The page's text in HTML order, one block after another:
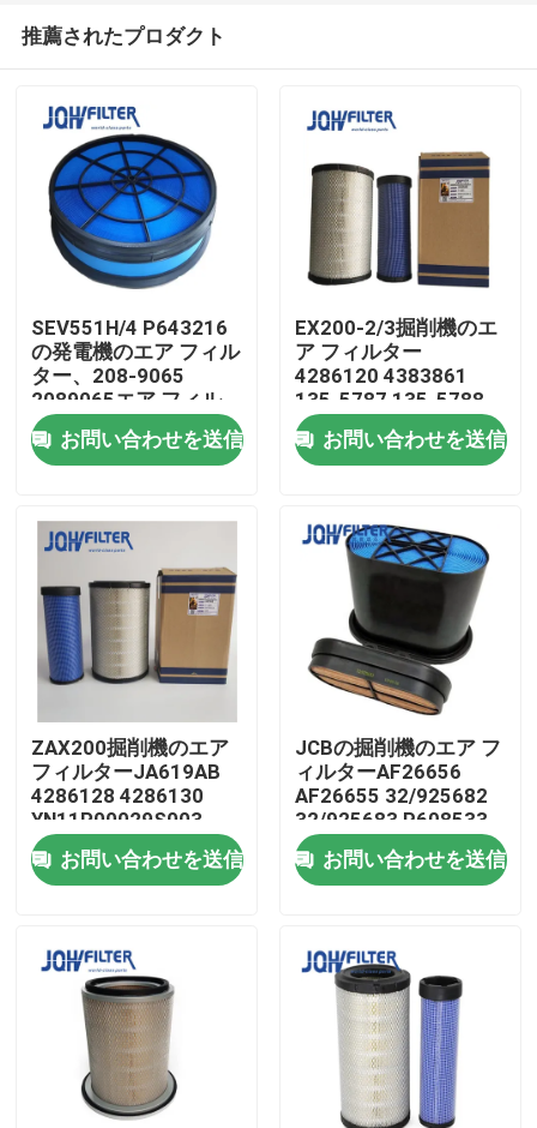
家へ
ビデオ
わたしたち に つい て
工場 ツアー
品質管理
連絡 ください
ニュース
引金 を 求め て ください
掘削機のエア フィルター
推薦されたプロダクト
SEV551H/4 P643216
の発電機のエア フィル
ター、208-9065
2089065エア フィル
ターの要素
お問い合わせを送信
EX200-2/3掘削機のエ
ア フィルター
4286120 4383861
135-5787 135-5788
お問い合わせを送信
ZAX200掘削機のエア
フィルターJA619AB
4286128 4286130
YN11P00029S003
YN11P00029S002
お問い合わせを送信
JCBの掘削機のエア フ
ィルターAF26656
AF26655 32/925682
32/925683 P608533
お問い合わせを送信